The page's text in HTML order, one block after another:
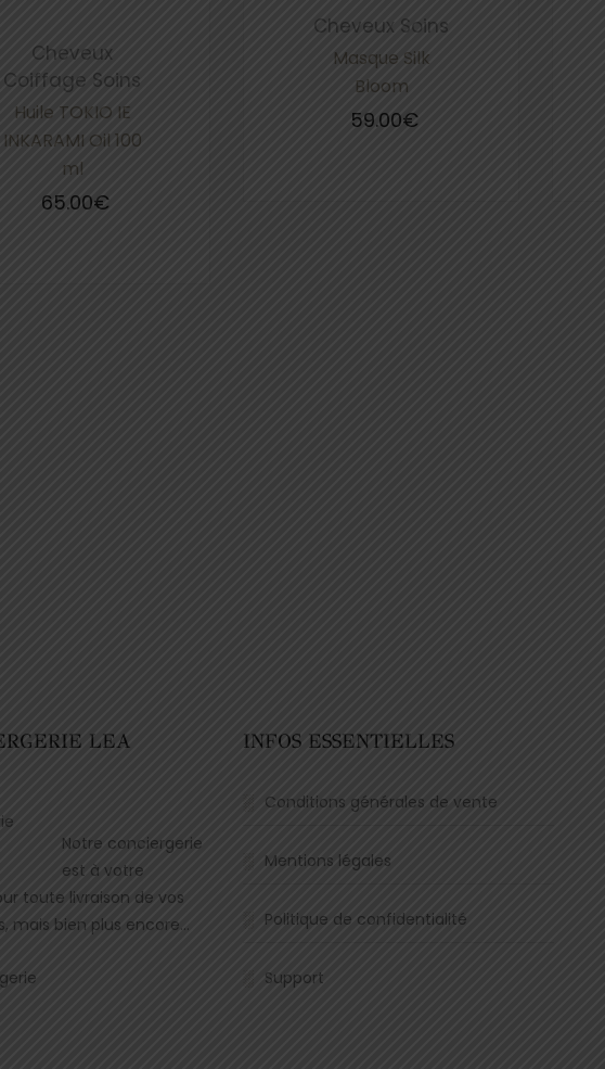
Cheveux
Coiffage Soins
Huile TOKIO IE
INKARAMI Oil 100
ml
65.00€
Cheveux Soins
Masque Silk
Bloom
59.00€
LEA
Notre conciergerie
est à votre
toute livraison de vos
mais bien plus encore…
INFOS ESSENTIELLES
Conditions générales de vente
Mentions légales
Politique de confidentialité
Support